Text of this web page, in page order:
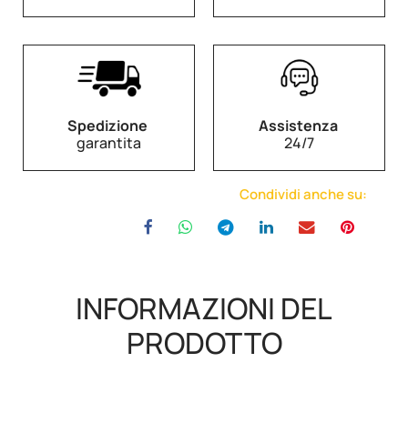
Spedizione
garantita
Assistenza
24/7
Condividi anche su:
INFORMAZIONI DEL
PRODOTTO